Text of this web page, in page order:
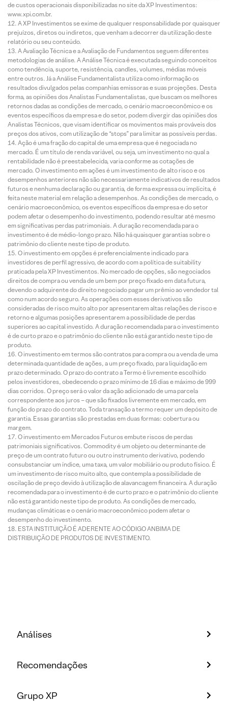
de custos operacionais disponibilizadas no site da XP Investimentos:
www.xpi.com.br.
A XP Investimentos se exime de qualquer responsabilidade por quaisquer
prejuízos, diretos ou indiretos, que venham a decorrer da utilização deste
relatório ou seu conteúdo.
A Avaliação Técnica e a Avaliação de Fundamentos seguem diferentes
metodologias de análise. A Análise Técnica é executada seguindo conceitos
como tendência, suporte, resistência, candles, volumes, médias móveis
entre outros. Já a Análise Fundamentalista utiliza como informação os
resultados divulgados pelas companhias emissoras e suas projeções. Desta
forma, as opiniões dos Analistas Fundamentalistas, que buscam os melhores
retornos dadas as condições de mercado, o cenário macroeconômico e os
eventos específicos da empresa e do setor, podem divergir das opiniões dos
Analistas Técnicos, que visam identificar os movimentos mais prováveis dos
preços dos ativos, com utilização de “stops” para limitar as possíveis perdas.
Ação é uma fração do capital de uma empresa que é negociada no
mercado. É um título de renda variável, ou seja, um investimento no qual a
rentabilidade não é preestabelecida, varia conforme as cotações de
mercado. O investimento em ações é um investimento de alto risco e os
desempenhos anteriores não são necessariamente indicativos de resultados
futuros e nenhuma declaração ou garantia, de forma expressa ou implícita, é
feita neste material em relação a desempenhos. As condições de mercado, o
cenário macroeconômico, os eventos específicos da empresa e do setor
podem afetar o desempenho do investimento, podendo resultar até mesmo
em significativas perdas patrimoniais. A duração recomendada para o
investimento é de médio-longo prazo. Não há quaisquer garantias sobre o
patrimônio do cliente neste tipo de produto.
O investimento em opções é preferencialmente indicado para
investidores de perfil agressivo, de acordo com a política de suitability
praticada pela XP Investimentos. No mercado de opções, são negociados
direitos de compra ou venda de um bem por preço fixado em data futura,
devendo o adquirente do direito negociado pagar um prêmio ao vendedor tal
como num acordo seguro. As operações com esses derivativos são
consideradas de risco muito alto por apresentarem altas relações de risco e
retorno e algumas posições apresentarem a possibilidade de perdas
superiores ao capital investido. A duração recomendada para o investimento
é de curto prazo e o patrimônio do cliente não está garantido neste tipo de
produto.
O investimento em termos são contratos para compra ou a venda de uma
determinada quantidade de ações, a um preço fixado, para liquidação em
prazo determinado. O prazo do contrato a Termo é livremente escolhido
pelos investidores, obedecendo o prazo mínimo de 16 dias e máximo de 999
dias corridos. O preço será o valor da ação adicionado de uma parcela
correspondente aos juros – que são fixados livremente em mercado, em
função do prazo do contrato. Toda transação a termo requer um depósito de
garantia. Essas garantias são prestadas em duas formas: cobertura ou
margem.
O investimento em Mercados Futuros embute riscos de perdas
patrimoniais significativos. Commodity é um objeto ou determinante de
preço de um contrato futuro ou outro instrumento derivativo, podendo
consubstanciar um índice, uma taxa, um valor mobiliário ou produto físico. É
um investimento de risco muito alto, que contempla a possibilidade de
oscilação de preço devido à utilização de alavancagem financeira. A duração
recomendada para o investimento é de curto prazo e o patrimônio do cliente
não está garantido neste tipo de produto. As condições de mercado,
mudanças climáticas e o cenário macroeconômico podem afetar o
desempenho do investimento.
ESTA INSTITUIÇÃO É ADERENTE AO CÓDIGO ANBIMA DE
DISTRIBUIÇÃO DE PRODUTOS DE INVESTIMENTO.
Análises
Recomendações
Grupo XP